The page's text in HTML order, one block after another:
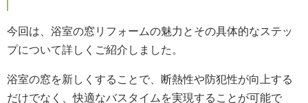
今回は、浴室の窓リフォームの魅力とその具体的なステッ
プについて詳しくご紹介しました。
浴室の窓を新しくすることで、断熱性や防犯性が向上する
だけでなく、快適なバスタイムを実現することが可能で